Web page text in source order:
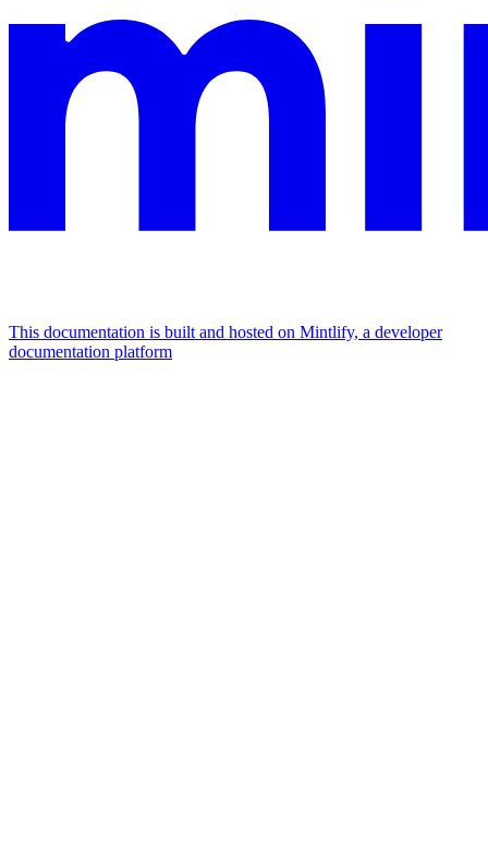
This documentation is built and hosted on Mintlify, a developer
documentation platform